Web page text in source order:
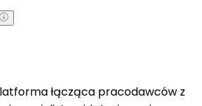
łącząca pracodawców z